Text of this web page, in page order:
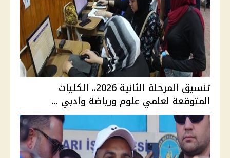
تنسيق المرحلة الثانية 2026.. الكليات
المتوقعة لعلمي علوم ورياضة وأدبي ...